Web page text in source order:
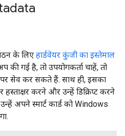
के लिए हार्डवेयर कुंजी का इस्तेमाल
की गई है, तो उपयोगकर्ता चाहें, तो
पर सेव कर सकते हैं. साथ ही, इसका
करने और उन्हें डिक्रिप्ट करने
अपने स्मार्ट कार्ड को Windows